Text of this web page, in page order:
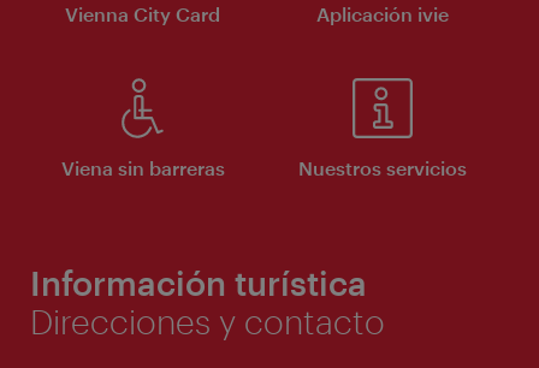
Vienna City Card Aplicación ivie
Viena sin barreras Nuestros servicios
Información turística
Direcciones y contacto